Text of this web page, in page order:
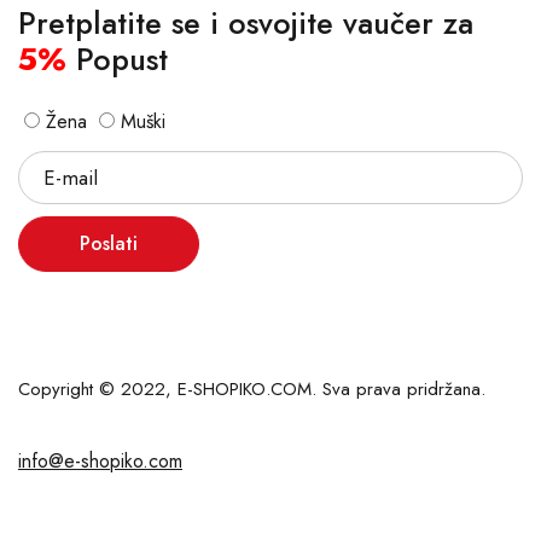
Pretplatite se i osvojite vaučer za
5% Popust
Žena Muški
Poslati
Copyright © 2022, E-SHOPIKO.COM. Sva prava pridržana.
info@e-shopiko.com